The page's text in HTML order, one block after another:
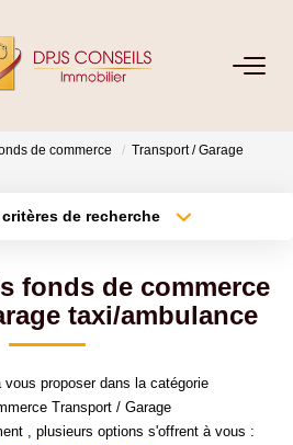
ESTIMER
VENDRE
LOCATIVE
de commerce
Transport / Garage
de recherche
Surface min
fonds de commerce
taxi/ambulance
proposer dans la catégorie
Transport / Garage
, plusieurs options s'offrent à vous :